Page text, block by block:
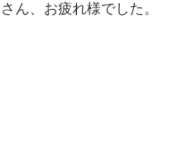
ん、お疲れ様でした。